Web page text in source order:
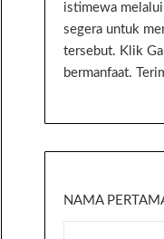
istimewa
segera untuk
tersebut. Klik
bermanfaat.
NAMA